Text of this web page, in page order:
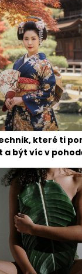
které ti
být víc v